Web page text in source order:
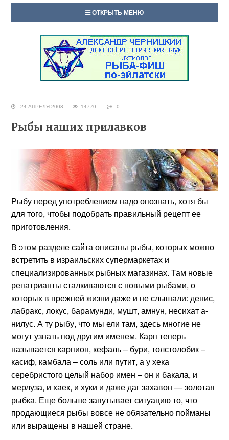
ОТКРЫТЬ МЕНЮ
24 АПРЕЛЯ 2008 14770 0
Рыбы наших прилавков
Рыбу перед употреблением надо опознать, хотя бы
для того, чтобы подобрать правильный рецепт ее
приготовления.
В этом разделе сайта описаны рыбы, которых можно
встретить в израильских супермаркетах и
специализированных рыбных магазинах. Там новые
репатрианты сталкиваются с новыми рыбами, о
которых в прежней жизни даже и не слышали: денис,
лабракс, локус, барамунди, мушт, амнун, несихат а-
нилус. А ту рыбу, что мы ели там, здесь многие не
могут узнать под другим именем. Карп теперь
называется карпион, кефаль – бури, толстолобик –
касиф, камбала – соль или путит, а у хека
серебристого целый набор имен – он и бакала, и
мерлуза, и хаек, и хуки и даже даг захавон — золотая
рыбка. Еще больше запутывает ситуацию то, что
продающиеся рыбы вовсе не обязательно пойманы
или выращены в нашей стране.